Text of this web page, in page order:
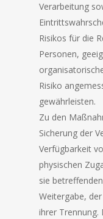
Verarbeitung
Risikos für die
Personen,
Risiko
gewährleisten.
Zu den
Sicherung der
Verfügbarkeit
physischen
sie
Weitergabe,
ihrer Trennung.